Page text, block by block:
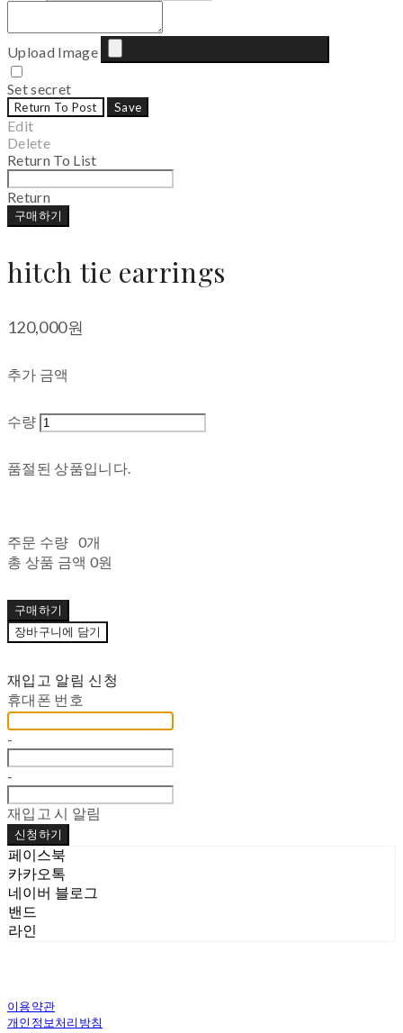
Upload Image
Set secret
Return To Post Save
Edit
Delete
Return To List
Return
구매하기
hitch tie earrings
120,000원
추가 금액
수량
품절된 상품입니다.
주문 수량 0개
총 상품 금액 0원
구매하기
장바구니에 담기
재입고 알림 신청
휴대폰 번호
-
-
재입고 시 알림
신청하기
페이스북
카카오톡
네이버 블로그
밴드
라인
이용약관
개인정보처리방침